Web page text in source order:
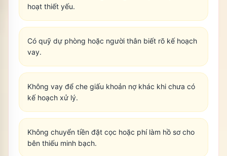
hoạt thiết yếu.
Có quỹ dự phòng hoặc người thân biết rõ kế hoạch
vay.
Không vay để che giấu khoản nợ khác khi chưa có
kế hoạch xử lý.
Không chuyển tiền đặt cọc hoặc phí làm hồ sơ cho
bên thiếu minh bạch.